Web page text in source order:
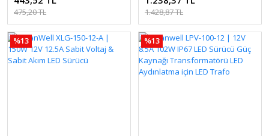
Dönüştürücü Adaptör
475,20 TL 1.428,87 TL
%13 %13